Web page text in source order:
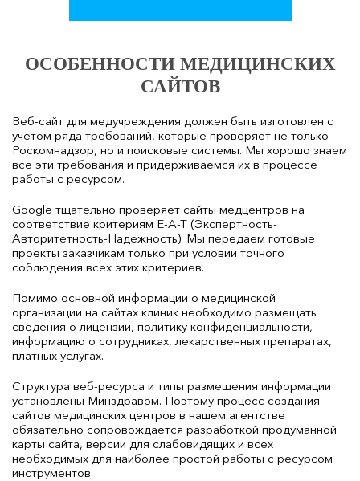
ОСОБЕННОСТИ МЕДИЦИНСКИХ
САЙТОВ
Веб-сайт для медучреждения должен быть изготовлен с
учетом ряда требований, которые проверяет не только
Роскомнадзор, но и поисковые системы. Мы хорошо знаем
все эти требования и придерживаемся их в процессе
работы с ресурсом.
Google тщательно проверяет сайты медцентров на
соответствие критериям E-A-T (Экспертность-
Авторитетность-Надежность). Мы передаем готовые
проекты заказчикам только при условии точного
соблюдения всех этих критериев.
Помимо основной информации о медицинской
организации на сайтах клиник необходимо размещать
сведения о лицензии, политику конфиденциальности,
информацию о сотрудниках, лекарственных препаратах,
платных услугах.
Структура веб-ресурса и типы размещения информации
установлены Минздравом. Поэтому процесс создания
сайтов медицинских центров в нашем агентстве
обязательно сопровождается разработкой продуманной
карты сайта, версии для слабовидящих и всех
необходимых для наиболее простой работы с ресурсом
инструментов.